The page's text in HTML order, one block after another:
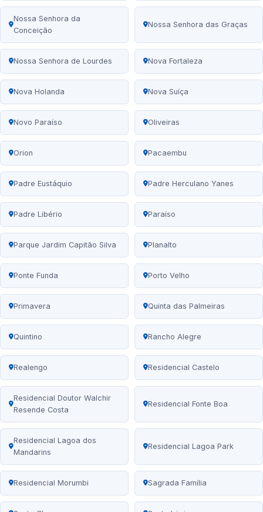
Nossa Senhora da
Conceição
Nossa Senhora das Graças
Nossa Senhora de Lourdes Nova Fortaleza
Nova Holanda Nova Suíça
Novo Paraíso Oliveiras
Orion Pacaembu
Padre Eustáquio Padre Herculano Yanes
Padre Libério Paraíso
Parque Jardim Capitão Silva Planalto
Ponte Funda Porto Velho
Primavera Quinta das Palmeiras
Quintino Rancho Alegre
Realengo Residencial Castelo
Residencial Doutor Walchir
Resende Costa
Residencial Fonte Boa
Residencial Lagoa dos
Mandarins
Residencial Lagoa Park
Residencial Morumbi Sagrada Família